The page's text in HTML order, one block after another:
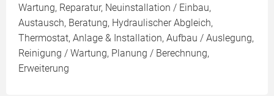
Wartung, Reparatur, Neuinstallation / Einbau,
Austausch, Beratung, Hydraulischer Abgleich,
Thermostat, Anlage & Installation, Aufbau / Auslegung,
Reinigung / Wartung, Planung / Berechnung,
Erweiterung